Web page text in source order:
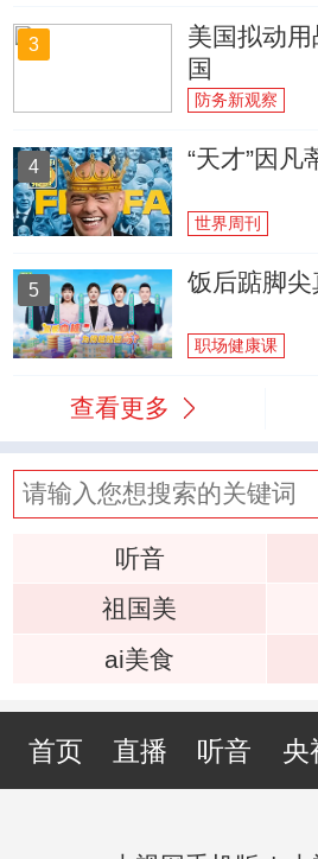
3
美国拟动
国
防务新观察
4 “天才”因凡
世界周刊
5 饭后踮脚尖
职场健康课
查看更多
听音
祖国美
ai美食
首页 直播 听音 央